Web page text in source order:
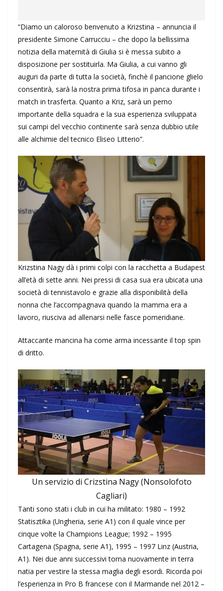
“Diamo un caloroso benvenuto a Krizstina – annuncia il
presidente Simone Carrucciu – che dopo la bellissima
notizia della maternità di Giulia si è messa subito a
disposizione per sostituirla. Ma Giulia, a cui vanno gli
auguri da parte di tutta la società, finchè il pancione glielo
consentirà, sarà la nostra prima tifosa in panca durante i
match in trasferta. Quanto a Kriz, sarà un perno
importante della squadra e la sua esperienza sviluppata
sui campi del vecchio continente sarà senza dubbio utile
alle alchimie del tecnico Eliseo Litterio”.
Krizstina Nagy dà i primi colpi con la racchetta a Budapest
all’età di sette anni. Nei pressi di casa sua era ubicata una
società di tennistavolo e grazie alla disponibilità della
nonna che l’accompagnava quando la mamma era a
lavoro, riusciva ad allenarsi nelle fasce pomeridiane.
Attaccante mancina ha come arma incessante il top spin
di dritto.
Un servizio di Crizstina Nagy (Nonsolofoto
Cagliari)
Tanti sono stati i club in cui ha militato: 1980 – 1992
Statisztika (Ungheria, serie A1) con il quale vince per
cinque volte la Champions League; 1992 – 1995
Cartagena (Spagna, serie A1), 1995 – 1997 Linz (Austria,
A1). Nei due anni successivi torna nuovamente in terra
natia per vestire la stessa maglia degli esordi. Ricorda poi
l’esperienza in Pro B francese con il Marmande nel 2012 –